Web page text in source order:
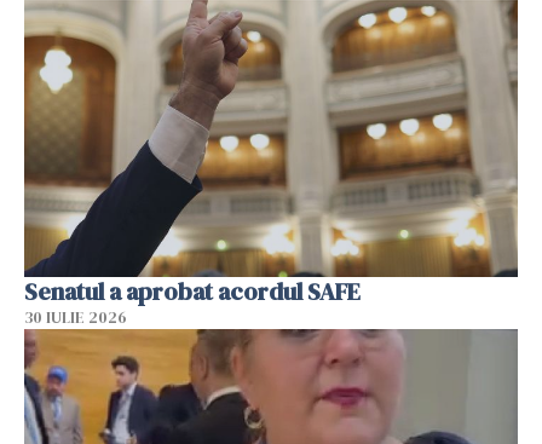
Senatul a aprobat acordul SAFE
30 IULIE 2026